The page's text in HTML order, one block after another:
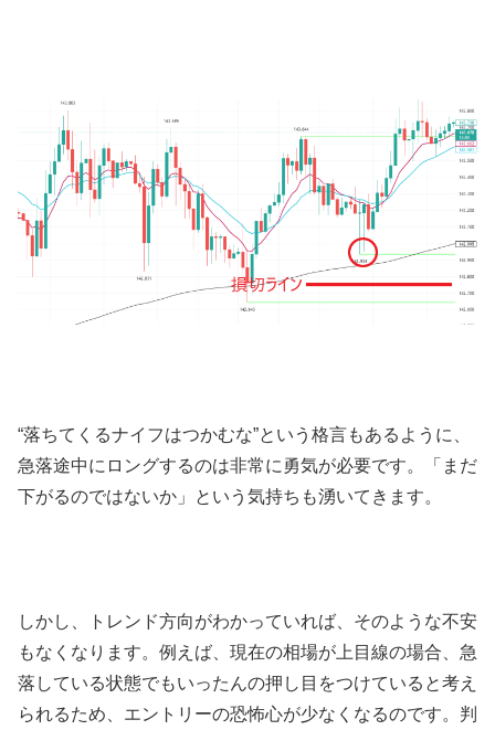
“落ちてくるナイフはつかむな”という格言もあるように、
急落途中にロングするのは非常に勇気が必要です。「まだ
下がるのではないか」という気持ちも湧いてきます。
しかし、トレンド方向がわかっていれば、そのような不安
もなくなります。例えば、現在の相場が上目線の場合、急
落している状態でもいったんの押し目をつけていると考え
られるため、エントリーの恐怖心が少なくなるのです。判